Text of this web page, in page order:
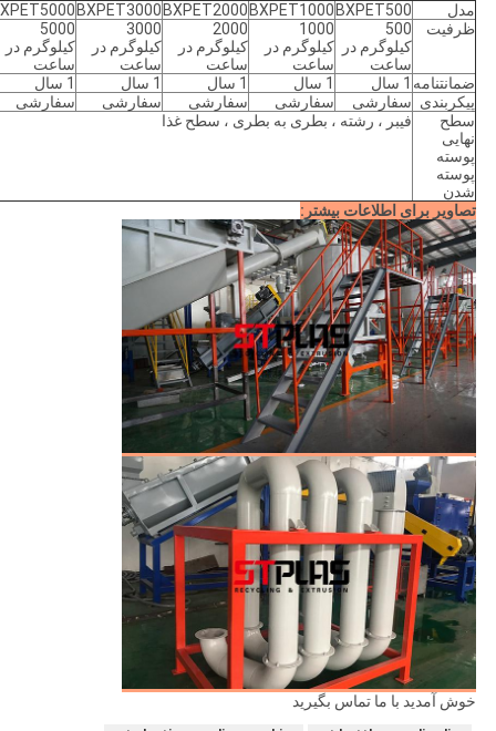
مدل
BXPET500
BXPET1000
BXPET2000
BXPET3000
ظرفیت
500
کیلوگرم در
ساعت
1000
کیلوگرم در
ساعت
2000
کیلوگرم در
ساعت
3000
کیلوگرم در
ساعت
5000
کیلوگرم در
ساعت
ضمانتنامه 1 سال 1 سال 1 سال 1 سال
1 سال
پیکربندی سفارشی سفارشی سفارشی سفارشی
سفارشی
سطح
نهایی
پوسته
پوسته
شدن
فیبر ، رشته ، بطری به بطری ، سطح غذا
تصاویر برای اطلاعات بیشتر:
خوش آمدید با ما تماس بگیرید